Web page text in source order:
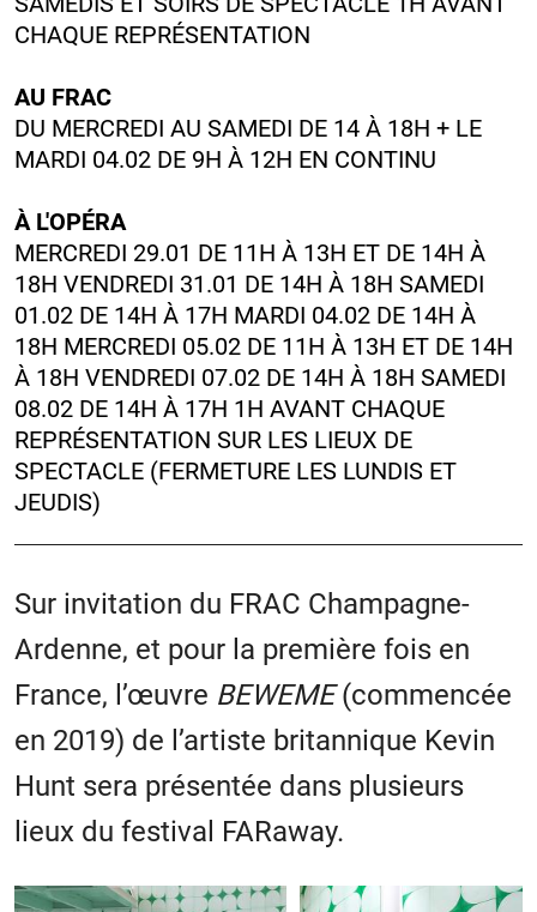
CHAQUE REPRÉSENTATION
AU FRAC
DU MERCREDI AU SAMEDI DE 14 À 18H + LE
MARDI 04.02 DE 9H À 12H EN CONTINU
À L'OPÉRA
MERCREDI 29.01 DE 11H À 13H ET DE 14H À
18H VENDREDI 31.01 DE 14H À 18H SAMEDI
01.02 DE 14H À 17H MARDI 04.02 DE 14H À
18H MERCREDI 05.02 DE 11H À 13H ET DE 14H
À 18H VENDREDI 07.02 DE 14H À 18H SAMEDI
08.02 DE 14H À 17H 1H AVANT CHAQUE
REPRÉSENTATION SUR LES LIEUX DE
SPECTACLE (FERMETURE LES LUNDIS ET
JEUDIS)
Sur invitation du FRAC Champagne-
Ardenne, et pour la première fois en
France, l’œuvre BEWEME(commencée
en 2019) de l’artiste britannique Kevin
Hunt sera présentée dans plusieurs
lieux du festival FARaway.